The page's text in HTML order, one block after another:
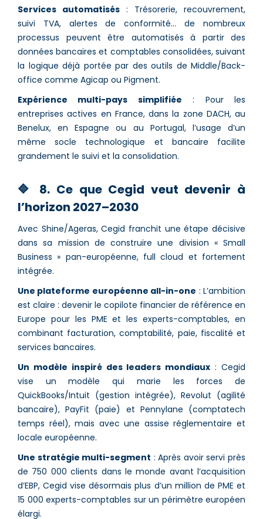
Services automatisés : Trésorerie, recouvrement,
suivi TVA, alertes de conformité… de nombreux
processus peuvent être automatisés à partir des
données bancaires et comptables consolidées, suivant
la logique déjà portée par des outils de Middle/Back-
office comme Agicap ou Pigment.
Expérience multi-pays simplifiée : Pour les
entreprises actives en France, dans la zone DACH, au
Benelux, en Espagne ou au Portugal, l’usage d’un
même socle technologique et bancaire facilite
grandement le suivi et la consolidation.
🔷 8. Ce que Cegid veut devenir à
l’horizon 2027–2030
Avec Shine/Ageras, Cegid franchit une étape décisive
dans sa mission de construire une division « Small
Business » pan-européenne, full cloud et fortement
intégrée.
Une plateforme européenne all-in-one : L’ambition
est claire : devenir le copilote financier de référence en
Europe pour les PME et les experts-comptables, en
combinant facturation, comptabilité, paie, fiscalité et
services bancaires.
Un modèle inspiré des leaders mondiaux : Cegid
vise un modèle qui marie les forces de
QuickBooks/Intuit (gestion intégrée), Revolut (agilité
bancaire), PayFit (paie) et Pennylane (comptatech
temps réel), mais avec une assise réglementaire et
locale européenne.
Une stratégie multi-segment : Après avoir servi près
de 750 000 clients dans le monde avant l’acquisition
d’EBP, Cegid vise désormais plus d’un million de PME et
15 000 experts-comptables sur un périmètre européen
élargi.